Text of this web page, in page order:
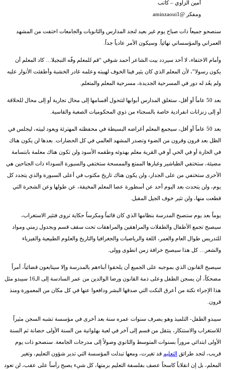
أمين الزاوي – كاتب
ومفكر @aminzaoui1
سنصحو جميعاً ذات صباح يوم غير بعيد لنجد المدارس والثانويات والجامعات اختفت من المشهد
العمراني والمؤسساتي نهائياً. وسيكون الأمر عادياً جداً.
وأمام الاختفاء، لا أحد سيردد بيت الشاعر أحمد شوقي “قم للمعلم وفّه التبجيلا… كاد المعلم أن
يكون رسولا”، لأن المعلم الذي كان يثير فينا الخوف لهيبته وعلمه غادر الخشبة وأطفئت الأنوار عليه
ولم يعُد له دور في المسرحية الجديدة، مسرحية المعلم والمتعلم.
بعد 50 عاماً أو أقل، ستغلق المدارس أبوابها لتتحول أقسامها إلى محال تجارية أو إلى محال للحلاقة
أو إلى زنزانات انفرادية خاصة بالسجناء من ذوي المحكوميات الصعبة والقاسية.
بعد 50 عاماً أو أقل، سيجمع المعلم أغراضه البسيطة في محفظته المهترئة ويعود لبيته، ليجلس في
الظل بعد قرون وقرون من الضوء وتصدر المشهد العالمي في كل الحضارات. بعدها لن يكون هناك
في الحارة أو في الحي أو في القرية معلم بهدوئه وطقمه الأسود ولن تكون هناك معلمة بابتسامة
مضيئة، ستختفي الطباشير وغبارها الممتع والممسحة ستختفي والسبورة السوداء ذات الجناحين هي
الأخرى ستختفي من على الجدار، ولن يكون هناك تاريخ مكتوب في أعلى السبورة والذي يتجدد كل
يوم، ولن يتحدث بعد اليوم أحد عن أسطورة عصا المعلم المخيفة، عن طولها وعن الشجرة التي
قطعت منها، ولن تثير خوف الجيل المقبل.
يوماً بعد يوم ستصبح المدرسة بنظامها الذي كان قائماً ومكرساً حكاية تروى فتثير الاستغراب،
سيصبح تجمع الأطفال والطفلات والمراهقين والمراهقات تحت سقف قسم وبجدول زمني ومواد
للتدريس طوال العام والعمر، اللغة والرياضيات والجغرافيا والتاريخ والعلوم الطبيعية والفيزياء
والشعر… كل هذا سيصبح خرافة زمن انطوى وولى.
سيصبح القانون الذي بموجبه على الجميع أن يلحقوا أبناءهم بالمدرسة وإلا سيتابعون قضائياً، أمراً
مضحكاً، أن يسجن الطفل وعلى ذمة القانون ورضا الوالدين من عمر السادسة إلى الـ16 سيبدو مثل
هذا الإجراء نكتة من أعرق النكت التي صدقها البشر ودافعوا عنها في كل مكان من المعمورة ومنذ
قرون.
سيبدو الطفل- التلميذ وهو يصرف سنوات عمره سنة بعد أخرى في مؤسسة تشبه السجن مثيراً
للاستغراب والاستنكار، ينتقل من قسم إلى آخر في لعبة بهلوانية من السنة الأولى حضانة ثم السنة
الأولى ابتدائي مروراً بسنوات المتوسط والثانوي وصولاً إلى مدرجات الجامعة. سنصحو ذات يوم
قريب، لنجد طرائق التعليم قد تغيرت، ومعها تبدلت المؤسسة التي تدير شؤون التعليم، وتغير
المعلم، بل إن انقلاباً كاسحاً عصف بفلسفة التعليم برمتها، كل شيء يصبح رأساً على عقب، لن تعود